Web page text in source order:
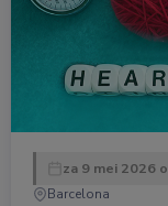
za 9 mei 2026
Barcelona